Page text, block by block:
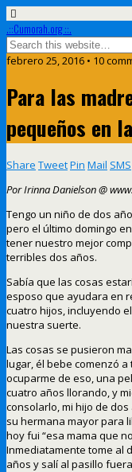
.::Cumorah.org ::.
febrero 25, 2016 • 10
Para las
pequeños en
Share TweetPin Mail SMS
Por Irinna Danielson @
Tengo un niño de dos
pero el último domingo
tener nuestro mejor
terribles dos años.
Sabía que las cosas
esposo que ayudara en
cuatro hijos, incluyendo
nuestra suerte.
Las cosas se pusieron
lugar, él bebe comenzó
ocuparme de eso, una
cuatro años llorando, y
consolarlo, mi hijo de
su hermana mayor para
hoy fui “esa mama que
Inmediatamente tome al
años y salí al pasillo